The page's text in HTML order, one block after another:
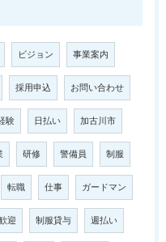
ビジョン 事業案内
採用申込 お問い合わせ
験 日払い 加古川市
研修 警備員 制服
転職 仕事 ガードマン
迎 制服貸与 週払い